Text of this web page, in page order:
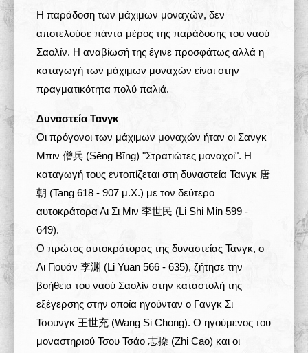
Η παράδοση των μάχιμων μοναχών, δεν
αποτελούσε πάντα μέρος της παράδοσης του ναού
Σαολίν. Η αναβίωσή της έγινε προσφάτως αλλά η
καταγωγή των μάχιμων μοναχών είναι στην
πραγματικότητα πολύ παλιά.
Δυναστεία Τανγκ
Οι πρόγονοι των μάχιμων μοναχών ήταν οι Σανγκ
Μπιν 僧兵 (Sēng Bīng) "Στρατιώτες μοναχοί". Η
καταγωγή τους εντοπίζεται στη δυναστεία Τανγκ 唐
朝 (Tang 618 - 907 μ.Χ.) με τον δεύτερο
αυτοκράτορα Λι Σι Μιν 李世民 (Li Shi Min 599 -
649).
Ο πρώτος αυτοκράτορας της δυναστείας Τανγκ, o
Λι Γιουάν 李渊 (Li Yuan 566 - 635), ζήτησε την
βοήθεια του ναού Σαολίν στην καταστολή της
εξέγερσης στην οποία ηγούνταν ο Γανγκ Σι
Τσουνγκ 王世充 (Wang Si Chong). Ο ηγούμενος του
μοναστηριού Τσου Τσάο 志操 (Zhi Cao) και οι